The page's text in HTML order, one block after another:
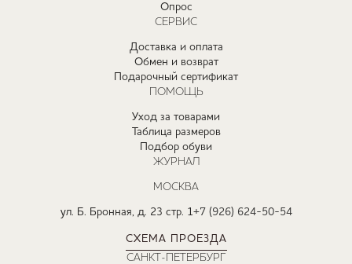
Опрос
СЕРВИС
Доставка и оплата
Обмен и возврат
Подарочный сертификат
ПОМОЩЬ
Уход за товарами
Таблица размеров
Подбор обуви
ЖУРНАЛ
МОСКВА
ул. Б. Бронная, д. 23 стр. 1+7 (926) 624-50-54
СХЕМА ПРОЕЗДА
САНКТ-ПЕТЕРБУРГ